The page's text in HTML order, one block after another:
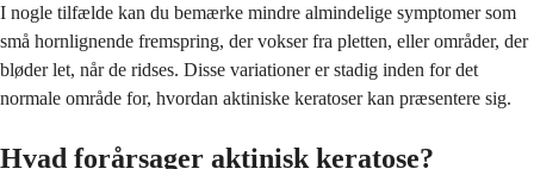
I nogle tilfælde kan du bemærke mindre almindelige symptomer som
små hornlignende fremspring, der vokser fra pletten, eller områder, der
bløder let, når de ridses. Disse variationer er stadig inden for det
normale område for, hvordan aktiniske keratoser kan præsentere sig.
Hvad forårsager aktinisk keratose?